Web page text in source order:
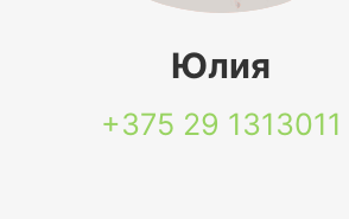
Юлия
+375 29 1313011